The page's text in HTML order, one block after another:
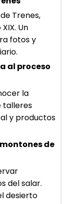
1 día-
Trenes,
Un
fotos y
al proceso
la
talleres
y productos
de
del salar.
desierto